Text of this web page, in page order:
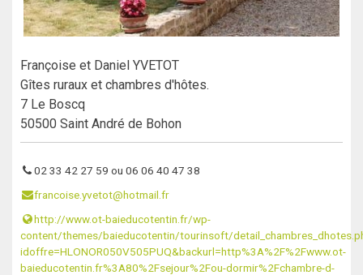
Françoise et Daniel YVETOT
Gîtes ruraux et chambres d'hôtes.
7 Le Boscq
50500 Saint André de Bohon
02 33 42 27 59 ou 06 06 40 47 38
francoise.yvetot@hotmail.fr
http://www.ot-baieducotentin.fr/wp-
content/themes/baieducotentin/tourinsoft/
idoffre=HLONOR050V505PUQ&backurl=http%3A%2F%2Fwww.ot-
baieducotentin.fr%3A80%2Fsejour%2Fou-dormir%2Fchambre-d-